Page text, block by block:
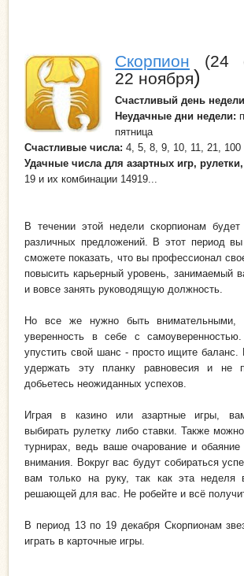
Скорпион (24
22 ноября)
Счастливый день недели
Неудачные дни недели:
пятница
Счастливые числа: 4, 5, 8, 9, 10, 11, 21, 100
Удачные числа для азартных игр,
19 и их комбинации 14919...
В течении этой недели скорпионам будет
различных предложений. В этот период
сможете показать, что вы профессионал
повысить карьерный уровень, занимаемый
и вовсе занять руководящую должность.
Но все же нужно быть внимательными,
уверенность в себе с
упустить свой шанс - просто ищите
удержать эту планку равновесия и не
добьетесь неожиданных успехов.
Играя в казино или азартные игры,
выбирать рулетку либо ставки. Также
турнирах, ведь ваше очарование и обаяние
внимания. Вокруг вас будут собираться
вам только на руку, так как эта неделя
решающей для вас. Не робейте и всё
В период 13 по 19 декабря Скорпионам
играть в карточные игры.